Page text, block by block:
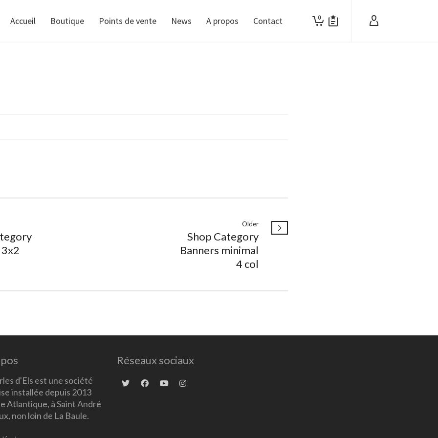
0
Accueil Boutique Points de vente News A propos Contact
Older
Shop Category
Banners minimal
4 col
d'Els est une société
installée depuis 2013
Atlantique, à Saint André
non loin de La Baule.
Réseaux sociaux